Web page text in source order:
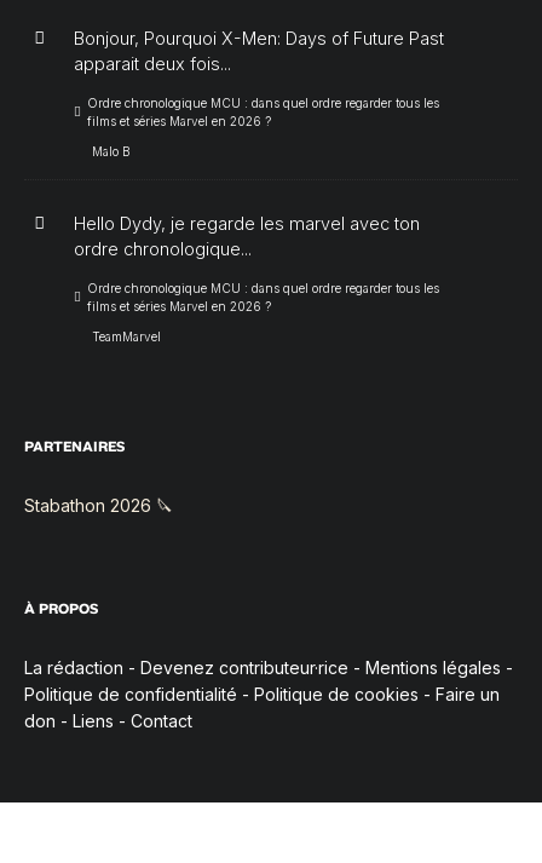
Bonjour, Pourquoi X-Men: Days of Future Past
apparait deux fois...
Ordre chronologique MCU : dans quel ordre regarder tous les
films et séries Marvel en 2026 ?
Malo B
Hello Dydy, je regarde les marvel avec ton
ordre chronologique...
Ordre chronologique MCU : dans quel ordre regarder tous les
films et séries Marvel en 2026 ?
TeamMarvel
PARTENAIRES
Stabathon 2026 🔪
À PROPOS
La rédaction - Devenez contributeur·rice - Mentions légales -
Politique de confidentialité - Politique de cookies - Faire un
don - Liens - Contact